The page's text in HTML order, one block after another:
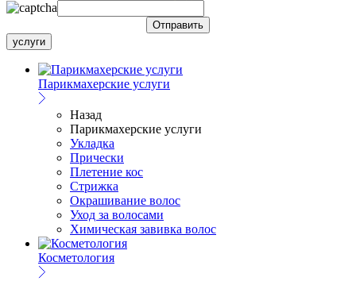
услуги
Парикмахерские услуги
Назад
Парикмахерские услуги
Укладка
Прически
Плетение кос
Стрижка
Окрашивание волос
Уход за волосами
Химическая завивка волос
Косметология